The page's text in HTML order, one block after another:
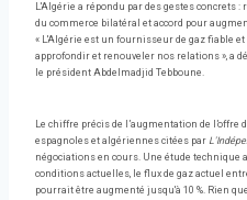
L'Algérie a répondu par des gestes concrets
du commerce bilatéral et accord pour
« L'Algérie est un fournisseur de gaz fiable
approfondir et renouveler nos relations », a
le président Abdelmadjid Tebboune.
Le chiffre précis de l’augmentation de l’offre
espagnoles et algériennes citées par
négociations en cours. Une étude technique
conditions actuelles, le flux de gaz actuel
pourrait être augmenté jusqu'à 10 %. Rien